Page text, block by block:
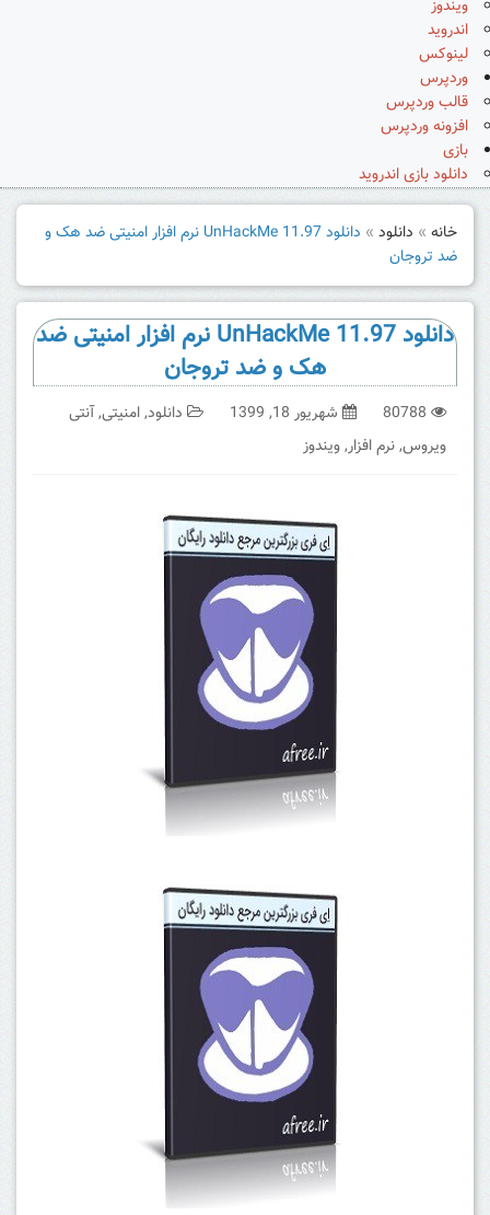
ویندوز
اندروید
لینوکس
وردپرس
قالب وردپرس
افزونه وردپرس
بازی
دانلود بازی اندروید
خانه » دانلود »
دانلود UnHackMe 11.97 نرم افزار امنیتی ضد هک و
ضد تروجان
دانلود UnHackMe 11.97 نرم افزار امنیتی ضد
هک و ضد تروجان
80788 شهریور 18, 1399 دانلود,امنیتی,آنتی
ویروس,نرم افزار,ویندوز